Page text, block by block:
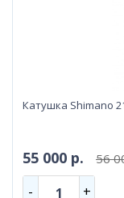
Катушка Shimano
55 000 р. 56
- 1 +